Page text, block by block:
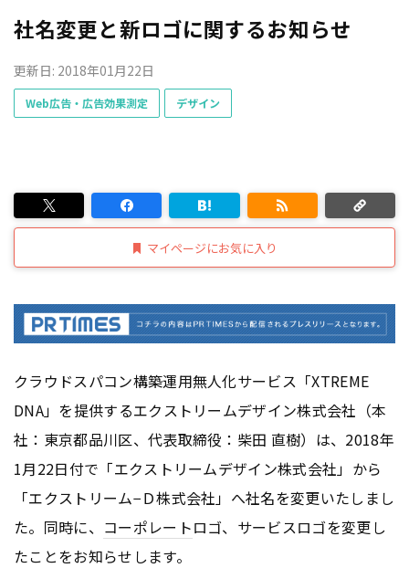
社名変更と新ロゴに関するお知らせ
更新日: 2018年01月22日
Web広告・広告効果測定 デザイン
マイページにお気に入り
クラウドスパコン構築運用無人化サービス「XTREME
DNA」を提供するエクストリームデザイン株式会社（本
社：東京都品川区、代表取締役：柴田 直樹）は、2018年
1月22日付で「エクストリームデザイン株式会社」から
「エクストリーム−Ｄ株式会社」へ社名を変更いたしまし
た。同時に、 コーポレートロゴ、サービスロゴを変更し
たことをお知らせします。